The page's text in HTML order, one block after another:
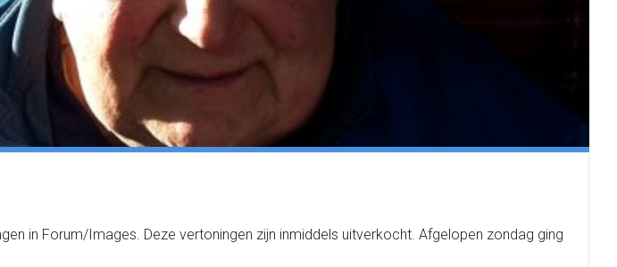
in Forum/Images. Deze vertoningen zijn inmiddels uitverkocht. Afgelopen zondag ging